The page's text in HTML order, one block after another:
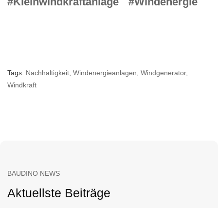
Tags: Nachhaltigkeit Windenergieanlagen Windgenerator,
Windkraft
BAUDINO NEWS
Aktuellste Beiträge